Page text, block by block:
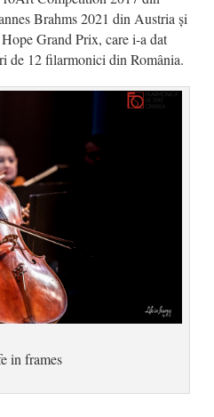
Brahms 2021 din Austria și
Grand Prix, care i-a dat
de 12 filarmonici din România.
in frames